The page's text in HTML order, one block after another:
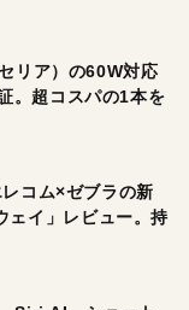
リア）の60W対応
。超コスパの1本を
コム×ゼブラの新
ェイ」レビュー。持